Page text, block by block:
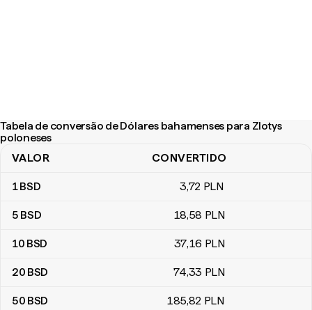
Tabela de conversão de Dólares bahamenses para Zlotys
poloneses
Tabela de conversão de Dólares bahamenses para Zlotys
VALOR CONVERTIDO
1BSD 3,72 PLN
5 BSD 18,58 PLN
10 BSD 37,16 PLN
20 BSD 74,33 PLN
50 BSD 185,82 PLN